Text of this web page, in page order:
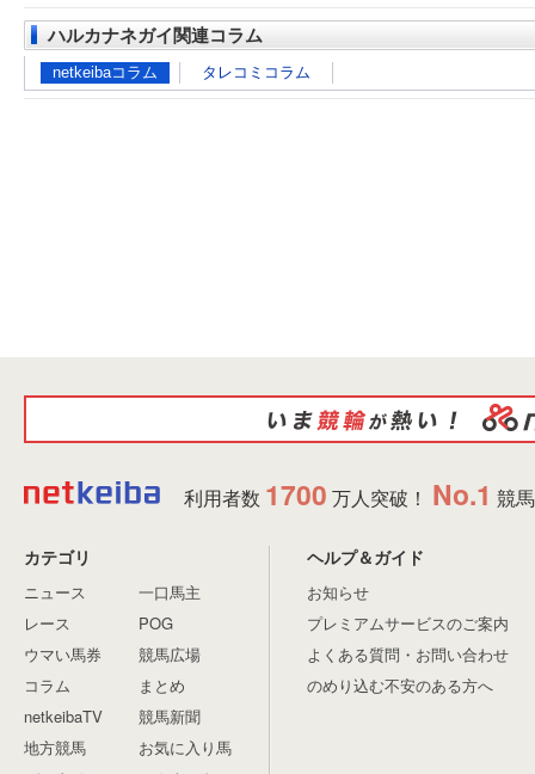
ハルカナネガイ関連コラム
netkeibaコラム タレコミコラム
利用者数 1700 万人突破！ No.1 競
カテゴリ
ニュース
レース
ウマい馬券
コラム
netkeibaTV
地方競馬
一口馬主
POG
競馬広場
まとめ
競馬新聞
お気に入り馬
ヘルプ＆ガイド
お知らせ
プレミアムサービスのご案内
よくある質問・お問い合わせ
のめり込む不安のある方へ